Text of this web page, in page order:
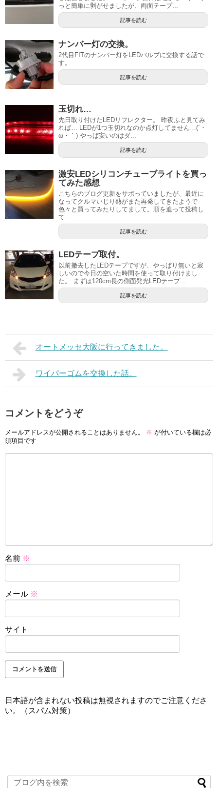
っと簡単に剥がせましたが、両面テープ...
記事を読む
ナンバー灯の交換。
2代目FITのナンバー灯をLEDバルブに交換する話で
す。
記事を読む
玉切れ…
先日取り付けたLEDリフレクター。 昨夜ふと見てみ
れば… LEDが1つ玉切れなのか点灯してません…(´・
ω・｀) やっぱ安いのはダ...
記事を読む
激安LEDシリコンチューブライトを買っ
てみた感想
こちらのブログ更新をサボっていましたが、最近に
なってクルマいじり熱がまた再発してきたようで
色々と買ってみたりしてまして。順を追って投稿し
て...
記事を読む
LEDテープ取付。
以前撤去したLEDテープですが、やっぱり無いと寂
しいので今日の空いた時間を使って取り付けまし
た。 まずは120cm長の側面発光LEDテープ...
記事を読む
オートメッセ大阪に行ってきました。
ワイパーゴムを交換した話。
コメントをどうぞ
メールアドレスが公開されることはありません。 ※ が付いている欄は必
須項目です
名前 ※
メール ※
サイト
日本語が含まれない投稿は無視されますのでご注意くださ
い。（スパム対策）